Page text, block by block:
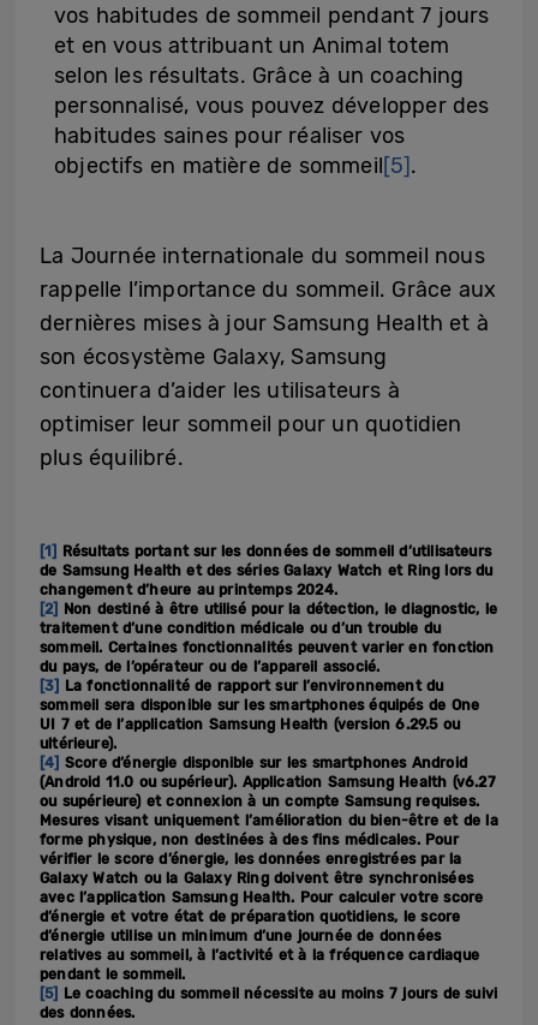
vos habitudes de sommeil pendant 7 jours
et en vous attribuant un Animal totem
selon les résultats. Grâce à un coaching
personnalisé, vous pouvez développer des
habitudes saines pour réaliser vos
objectifs en matière de sommeil[5].
La Journée internationale du sommeil nous
rappelle l’importance du sommeil. Grâce aux
dernières mises à jour Samsung Health et à
son écosystème Galaxy, Samsung
continuera d’aider les utilisateurs à
optimiser leur sommeil pour un quotidien
plus équilibré.
[1] Résultats portant sur les données de sommeil d’utilisateurs
de Samsung Health et des séries Galaxy Watch et Ring lors du
changement d’heure au printemps 2024.
[2] Non destiné à être utilisé pour la détection, le diagnostic, le
traitement d’une condition médicale ou d’un trouble du
sommeil. Certaines fonctionnalités peuvent varier en fonction
du pays, de l’opérateur ou de l’appareil associé.
[3] La fonctionnalité de rapport sur l’environnement du
sommeil sera disponible sur les smartphones équipés de One
UI 7 et de l’application Samsung Health (version 6.29.5 ou
ultérieure).
[4] Score d’énergie disponible sur les smartphones Android
(Android 11.0 ou supérieur). Application Samsung Health (v6.27
ou supérieure) et connexion à un compte Samsung requises.
Mesures visant uniquement l’amélioration du bien-être et de la
forme physique, non destinées à des fins médicales. Pour
vérifier le score d’énergie, les données enregistrées par la
Galaxy Watch ou la Galaxy Ring doivent être synchronisées
avec l’application Samsung Health. Pour calculer votre score
d’énergie et votre état de préparation quotidiens, le score
d’énergie utilise un minimum d’une journée de données
relatives au sommeil, à l’activité et à la fréquence cardiaque
pendant le sommeil.
[5] Le coaching du sommeil nécessite au moins 7 jours de suivi
des données.